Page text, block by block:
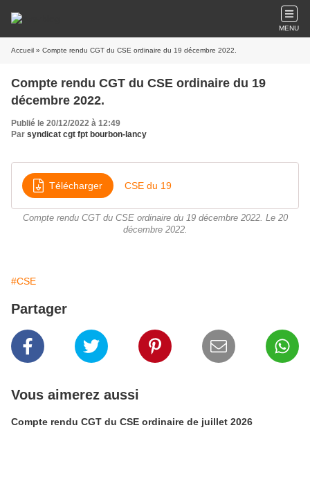
MENU
Accueil » Compte rendu CGT du CSE ordinaire du 19 décembre 2022.
Compte rendu CGT du CSE ordinaire du 19
décembre 2022.
Publié le 20/12/2022 à 12:49
Par syndicat cgt fpt bourbon-lancy
Télécharger CSE du 19
Compte rendu CGT du CSE ordinaire du 19 décembre 2022. Le 20
décembre 2022.
#CSE
Partager
Vous aimerez aussi
Compte rendu CGT du CSE ordinaire de juillet 2026